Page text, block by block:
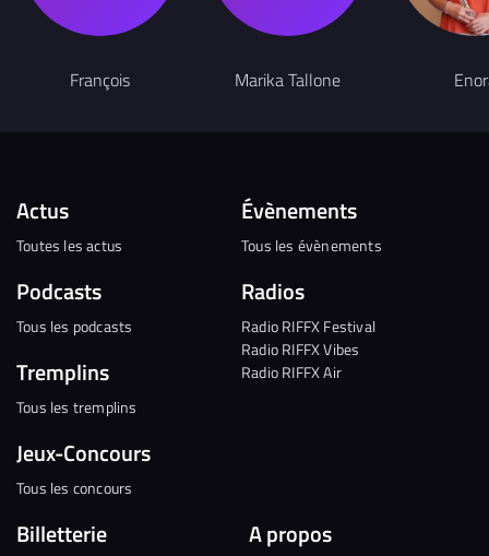
François Marika Tallone
Actus
Toutes les actus
Podcasts
Tous les podcasts
Tremplins
Tous les tremplins
Jeux-Concours
Tous les concours
Évènements
Tous les évènements
Radios
Radio RIFFX Festival
Radio RIFFX Vibes
Radio RIFFX Air
Billetterie A propos